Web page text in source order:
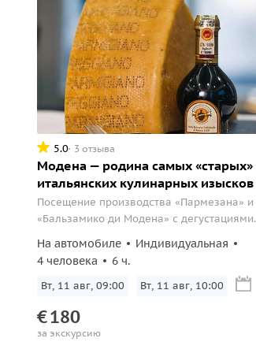
5.0 3 отзыва
Модена — родина самых «старых»
итальянских кулинарных изысков
Посещение производства «Пармезана» и
«Бальзамико ди Модена» с дегустациями.
На автомобиле
Индивидуальная
4 человека
6 ч.
Вт, 11 авг, 09:00 Вт, 11 авг, 10:00
€180
за экскурсию